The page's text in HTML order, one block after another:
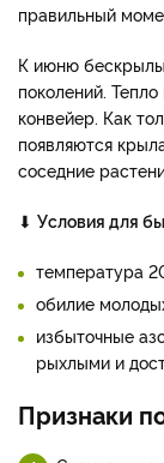
правильный
К июню
поколений.
конвейер. Как
появляются
соседние
⬇ Условия для
температура
обилие
избыточные
рыхлыми и
Признаки